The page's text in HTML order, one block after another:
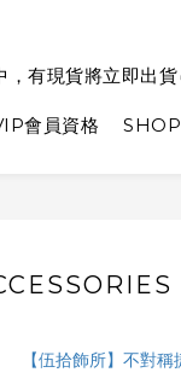
，有現貨將立即出貨
會員資格